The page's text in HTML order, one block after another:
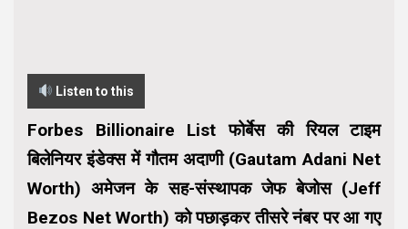
Listen to this
Forbes Billionaire List फोर्बेस की रियल टाइम
बिलेनियर इंडेक्स में गौतम अदाणी (Gautam Adani Net
Worth) अमेजन के सह-संस्थापक जेफ बेजोस (Jeff
Bezos Net Worth) को पछाड़कर तीसरे नंबर पर आ गए